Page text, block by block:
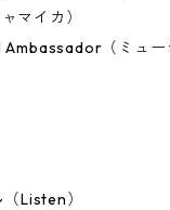
マイカ）
Ambassador（ミュ
Listen）